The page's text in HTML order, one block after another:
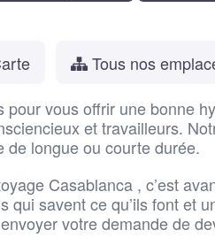
Tous nos
vous offrir une bonne
et travailleurs.
de longue ou courte durée.
Casablanca , c’est
qui savent ce qu’ils font et
votre demande de